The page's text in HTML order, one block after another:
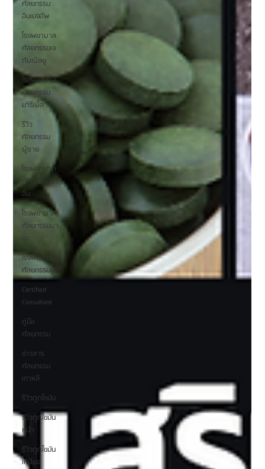
ศัลยกรรม
อิมเมจอัพ
โรงพยาบาล
ศัลยกรรมเจ
ดับเบิลยู
โรงพยาบาล
ศัลยกรรม
มาร์เบิ้ล
รีวิว
ศัลยกรรม
ผู้ชาย
โรงพยาบาล
ศัลยกรรมมา
อิน
โรงพยาบาล
ศัลยกรรมนา
นะ
โรงพยาบาล
ศัลยกรรมรูบี
Certified
Consultant
คู่มือ
ศัลยกรรม
ข่าวสาร
ศัลยกรรม
เกาหลี
รีวิวดูดไขมัน
รีวิวดูดไขมัน
หน้า
รีวิวดูดไขมัน
เหนียง